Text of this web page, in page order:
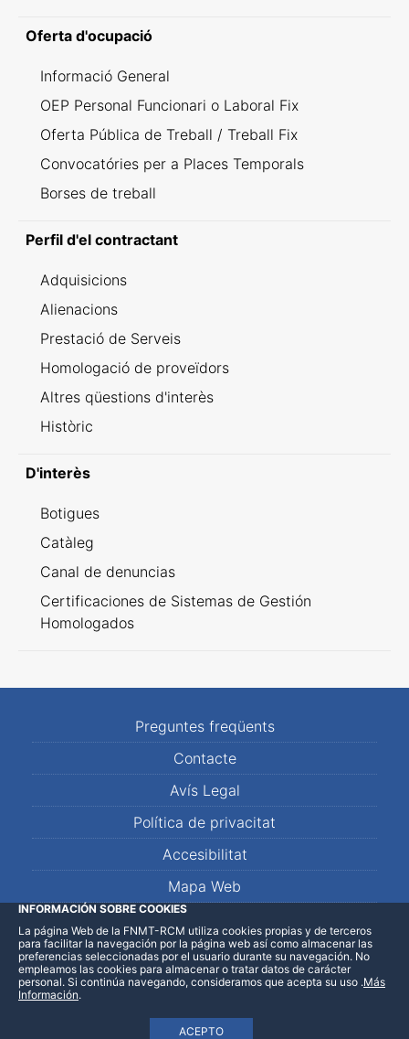
Oferta d'ocupació
Informació General
OEP Personal Funcionari o Laboral Fix
Oferta Pública de Treball / Treball Fix
Convocatóries per a Places Temporals
Borses de treball
Perfil d'el contractant
Adquisicions
Alienacions
Prestació de Serveis
Homologació de proveïdors
Altres qüestions d'interès
Històric
D'interès
Botigues
Catàleg
Canal de denuncias
Certificaciones de Sistemas de Gestión
Homologados
Preguntes freqüents
Contacte
Avís Legal
Política de privacitat
Accesibilitat
Mapa Web
LinkedInFacebookWhatsApp
INFORMACIÓN SOBRE COOKIES
La página Web de la FNMT-RCM utiliza cookies propias y de terceros
para facilitar la navegación por la página web así como almacenar las
preferencias seleccionadas por el usuario durante su navegación. No
empleamos las cookies para almacenar o tratar datos de carácter
personal. Si continúa navegando, consideramos que acepta su uso
ACEPTO
.Más
Información.